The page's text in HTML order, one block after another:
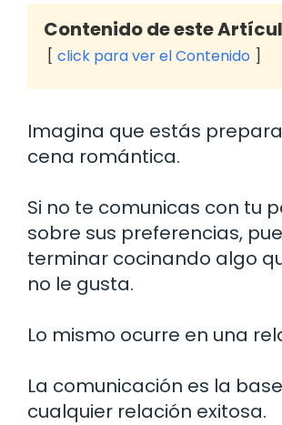
Contenido de este
click para ver el Contenido
Imagina que estás
cena romántica.
Si no te comunicas con tu
sobre sus preferencias,
terminar cocinando algo
no le gusta.
Lo mismo ocurre en una
La comunicación es la
cualquier relación exitosa.